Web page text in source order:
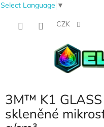
Select Language ▼
CZK
3M™ K1
skleněné